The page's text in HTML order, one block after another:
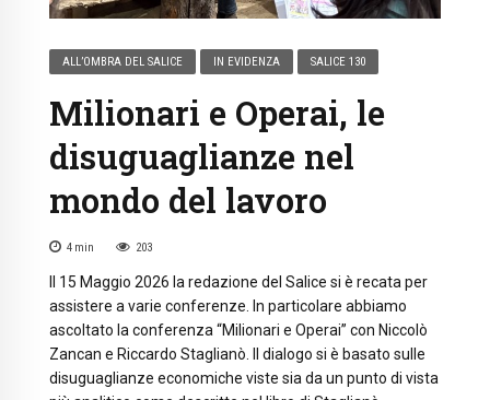
ALL’OMBRA DEL SALICE IN EVIDENZA SALICE 130
Milionari e Operai, le
disuguaglianze nel
mondo del lavoro
4 min 203
Il 15 Maggio 2026 la redazione del Salice si è recata per
assistere a varie conferenze. In particolare abbiamo
ascoltato la conferenza “Milionari e Operai” con Niccolò
Zancan e Riccardo Staglianò. Il dialogo si è basato sulle
disuguaglianze economiche viste sia da un punto di vista